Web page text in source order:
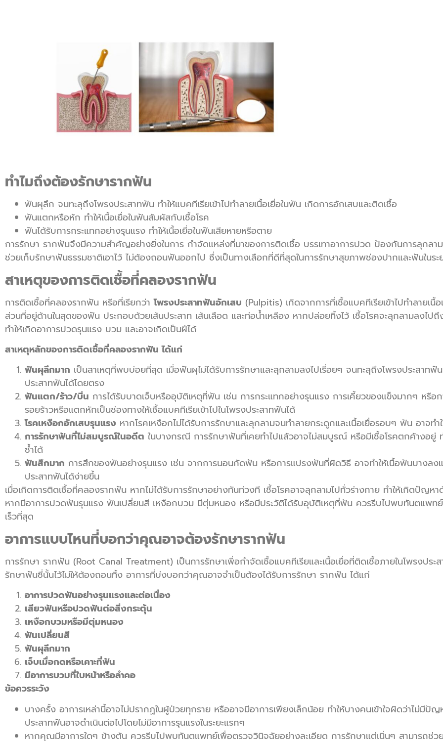
ทำไมถึงต้องรักษารากฟัน
ฟันผุลึก จนทะลุถึงโพรงประสาทฟัน ทำให้แบคทีเรียเข้าไปทำลายเนื้อเยื่อในฟัน เกิดการอักเสบและติดเชื้อ
ฟันแตกหรือหัก ทำให้เนื้อเยื่อในฟันสัมผัสกับเชื้อโรค
ฟันได้รับการกระแทกอย่างรุนแรง ทำให้เนื้อเยื่อในฟันเสียหายหรือตาย
การรักษา รากฟันจึงมีความสำคัญอย่างยิ่งในการ กำจัดแหล่งที่มาของการติดเชื้อ บรรเทาอาการปวด ป้องกันการลุกล
ช่วยเก็บรักษาฟันธรรมชาติเอาไว้ ไม่ต้องถอนฟันออกไป ซึ่งเป็นทางเลือกที่ดีที่สุดในการรักษาสุขภาพช่องปากและฟันในระ
สาเหตุของการติดเชื้อที่คลองรากฟัน
การติดเชื้อที่คลองรากฟัน หรือที่เรียกว่าโพรงประสาทฟันอักเสบ (Pulpitis) เกิดจากการที่เชื้อแบคทีเรียเข้าไปทำลายเนื้
ส่วนที่อยู่ด้านในสุดของฟัน ประกอบด้วยเส้นประสาท เส้นเลือด และท่อน้ำเหลือง หากปล่อยทิ้งไว้ เชื้อโรคจะลุกลามลงไป
ทำให้เกิดอาการปวดรุนแรง บวม และอาจเกิดเป็นฝีได้
สาเหตุหลักของการติดเชื้อที่คลองรากฟัน ได้แก่
ฟันผุลึกมาก เป็นสาเหตุที่พบบ่อยที่สุด เมื่อฟันผุไม่ได้รับการรักษาและลุกลามลงไปเรื่อยๆ จนทะลุถึงโพรงประสาทฟัน
ประสาทฟันได้โดยตรง
ฟันแตก/ร้าว/บิ่น การได้รับบาดเจ็บหรืออุบัติเหตุที่ฟัน เช่น การกระแทกอย่างรุนแรง การเคี้ยวของแข็งมากๆ หรื
รอยร้าวหรือแตกหักเป็นช่องทางให้เชื้อแบคทีเรียเข้าไปในโพรงประสาทฟันได้
โรคเหงือกอักเสบรุนแรง หากโรคเหงือกไม่ได้รับการรักษาและลุกลามจนทำลายกระดูกและเนื้อเยื่อรอบๆ ฟัน อาจทำ
การรักษาฟันที่ไม่สมบูรณ์ในอดีต ในบางกรณี การรักษาฟันที่เคยทำไปแล้วอาจไม่สมบูรณ์ หรือมีเชื้อโรคตกค้างอยู่
ซ้ำได้
ฟันสึกมาก การสึกของฟันอย่างรุนแรง เช่น จากการนอนกัดฟัน หรือการแปรงฟันที่ผิดวิธี อาจทำให้เนื้อฟันบางลงแ
ประสาทฟันได้ง่ายขึ้น
เมื่อเกิดการติดเชื้อที่คลองรากฟัน หากไม่ได้รับการรักษาอย่างทันท่วงที เชื้อโรคอาจลุกลามไปทั่วร่างกาย ทำให้เกิดปัญห
หากมีอาการปวดฟันรุนแรง ฟันเปลี่ยนสี เหงือกบวม มีตุ่มหนอง หรือมีประวัติได้รับอุบัติเหตุที่ฟัน ควรรีบไปพบทันตแพทย์
เร็วที่สุด
อาการแบบไหนที่บอกว่าคุณอาจต้องรักษารากฟัน
การรักษา รากฟัน (Root Canal Treatment) เป็นการรักษาเพื่อกำจัดเชื้อแบคทีเรียและเนื้อเยื่อที่ติดเชื้อภายในโพรงปร
รักษาฟันซี่นั้นไว้ไม่ให้ต้องถอนทิ้ง อาการที่บ่งบอกว่าคุณอาจจำเป็นต้องได้รับการรักษา รากฟัน ได้แก่
อาการปวดฟันอย่างรุนแรงและต่อเนื่อง
เสียวฟันหรือปวดฟันต่อสิ่งกระตุ้น
เหงือกบวมหรือมีตุ่มหนอง
ฟันเปลี่ยนสี
ฟันผุลึกมาก
เจ็บเมื่อกดหรือเคาะที่ฟัน
มีอาการบวมที่ใบหน้าหรือลำคอ
ข้อควรระวัง
บางครั้ง อาการเหล่านี้อาจไม่ปรากฏในผู้ป่วยทุกราย หรืออาจมีอาการเพียงเล็กน้อย ทำให้บางคนเข้าใจผิดว่าไม่มีปั
ประสาทฟันอาจดำเนินต่อไปโดยไม่มีอาการรุนแรงในระยะแรกๆ
หากคุณมีอาการใดๆ ข้างต้น ควรรีบไปพบทันตแพทย์เพื่อตรวจวินิจฉัยอย่างละเอียด การรักษาแต่เนิ่นๆ สามารถช่